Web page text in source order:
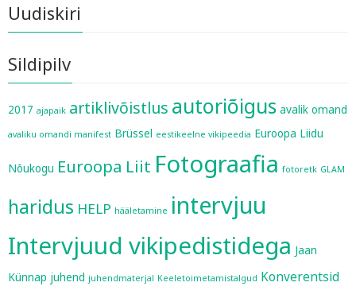
Uudiskiri
Sildipilv
2017 ajapaik artiklivõistlus autoriõigus avalik omand
avaliku omandi manifest Brüssel eestikeelne vikipeedia Euroopa Liidu
Nõukogu Euroopa Liit Fotograafia fotoretk GLAM
haridus HELP hääletamine intervjuu
Intervjuud vikipedistidega Jaan
Künnap juhend juhendmaterjal Keeletoimetamistalgud Konverentsid